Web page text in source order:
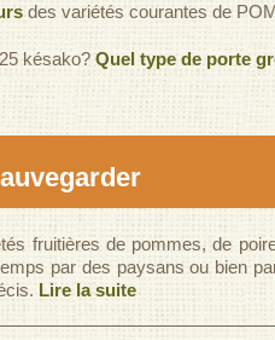
des variétés courantes de
késako? Quel type de porte
fruitières de pommes, de
par des paysans ou bien
Lire la suite